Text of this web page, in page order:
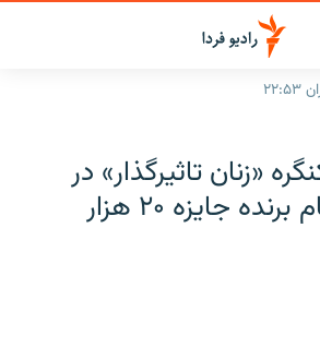
«زنان تاثیرگذار» در
ایران؛ زنان گمنام برنده جایزه ۲۰ هزار